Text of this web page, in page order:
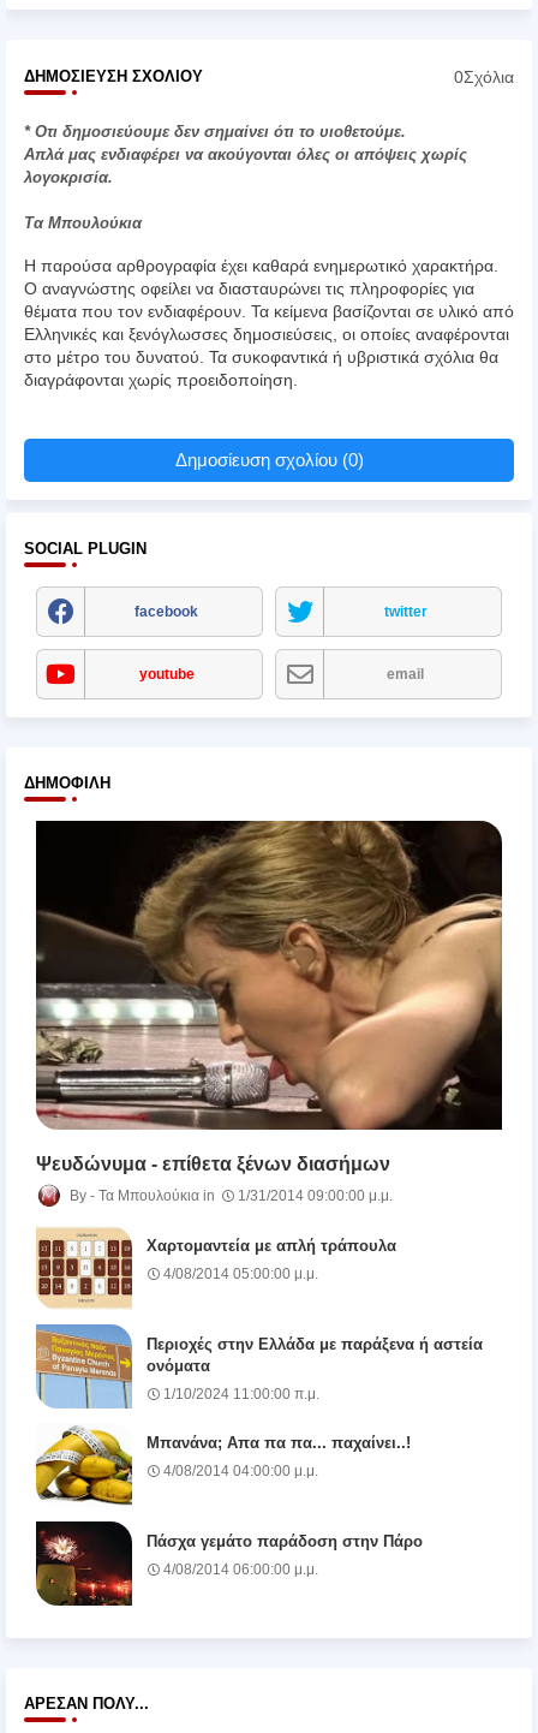
ΔΗΜΟΣΊΕΥΣΗ ΣΧΟΛΊΟΥ 0Σχόλια
* Οτι δημοσιεύουμε δεν σημαίνει ότι το υιοθετούμε.
Απλά μας ενδιαφέρει να ακούγονται όλες οι απόψεις χωρίς
λογοκρισία.
Τα Μπουλούκια
Η παρούσα αρθρογραφία έχει καθαρά ενημερωτικό χαρακτήρα.
Ο αναγνώστης οφείλει να διασταυρώνει τις πληροφορίες για
θέματα που τον ενδιαφέρουν. Τα κείμενα βασίζονται σε υλικό από
Ελληνικές και ξενόγλωσσες δημοσιεύσεις, οι οποίες αναφέρονται
στο μέτρο του δυνατού. Τα συκοφαντικά ή υβριστικά σχόλια θα
διαγράφονται χωρίς προειδοποίηση.
Δημοσίευση σχολίου (0)
SOCIAL PLUGIN
facebook twitter
youtube email
ΔΗΜΟΦΙΛΉ
Ψευδώνυμα - επίθετα ξένων διασήμων
Τα Μπουλούκια 1/31/2014 09:00:00 μ.μ.
Χαρτομαντεία με απλή τράπουλα
4/08/2014 05:00:00 μ.μ.
Περιοχές στην Ελλάδα με παράξενα ή αστεία
ονόματα
1/10/2024 11:00:00 π.μ.
Μπανάνα; Απα πα πα... παχαίνει..!
4/08/2014 04:00:00 μ.μ.
Πάσχα γεμάτο παράδοση στην Πάρο
4/08/2014 06:00:00 μ.μ.
ΆΡΕΣΑΝ ΠΟΛΎ...